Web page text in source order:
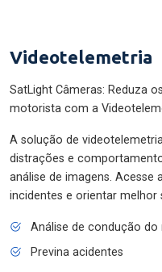
Videotelemetria
SatLight Câmeras: Reduza
motorista com a
A solução de
distrações e
análise de imagens. Acesse
incidentes e orientar melhor
Análise de condução
Previna acidentes